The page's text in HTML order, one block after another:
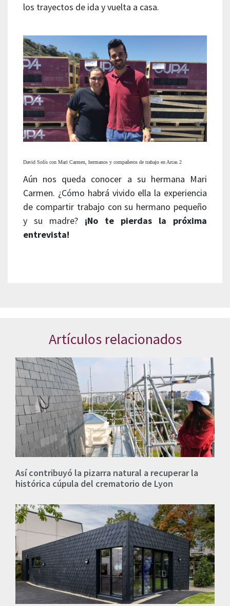
los trayectos de ida y vuelta a casa.
David Solís con Mari Carmen, hermanos y compañeros de trabajo en Arcas 2
Aún nos queda conocer a su hermana Mari
Carmen. ¿Cómo habrá vivido ella la experiencia
de compartir trabajo con su hermano pequeño
y su madre? ¡No te pierdas la próxima
entrevista!
Artículos relacionados
Así contribuyó la pizarra natural a recuperar la
histórica cúpula del crematorio de Lyon